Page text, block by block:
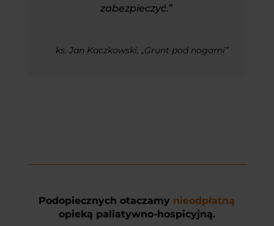
zabezpieczyć.”
ks. Jan Kaczkowski, „Grunt pod nogami”
Podopiecznych otaczamy nieodpłatną
opieką paliatywno-hospicyjną.